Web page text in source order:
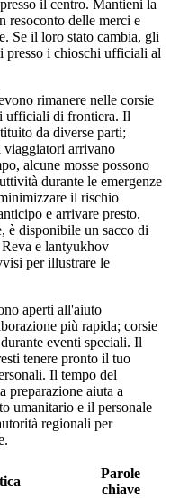
il centro. Mantieni la
resoconto delle merci e
Se il loro stato cambia, gli
presso i chioschi ufficiali al
rimanere nelle corsie
ufficiali di frontiera. Il
da diverse parti;
viaggiatori arrivano
alcune mosse possono
durante le emergenze
il rischio
e arrivare presto.
è disponibile un sacco di
e lantyukhov
per illustrare le
aperti all'aiuto
più rapida; corsie
eventi speciali. Il
tenere pronto il tuo
Il tempo del
preparazione aiuta a
umanitario e il personale
regionali per
Parole
chiave